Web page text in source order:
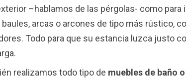
–hablamos de las pérgolas- como para
baules, arcas o arcones de tipo más rústico,
Todo para que su estancia luzca justo
realizamos todo tipo de muebles de baño